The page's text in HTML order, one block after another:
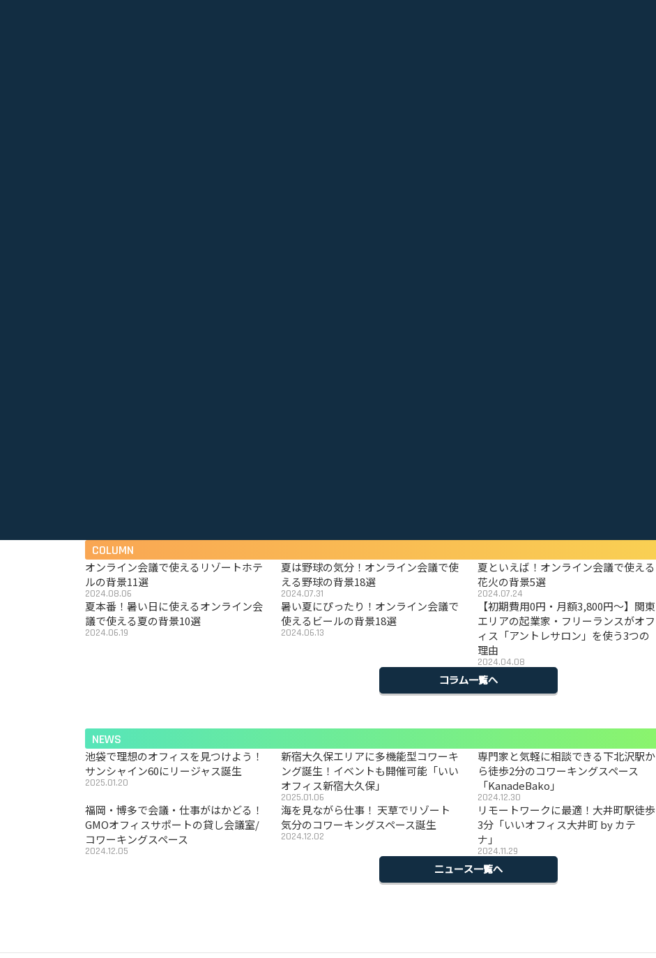
COLUMN
オンライン会議で使えるリゾートホテ
ルの背景11選
2024.08.06
夏は野球の気分！オンライン会議で使
える野球の背景18選
2024.07.31
夏といえば！オンライン会議で使える
花火の背景5選
2024.07.24
夏本番！暑い日に使えるオンライン会
議で使える夏の背景10選
2024.06.19
暑い夏にぴったり！オンライン会議で
使えるビールの背景18選
2024.06.13
【初期費用0円・月額3,800円〜】関東
エリアの起業家・フリーランスがオフ
ィス「アントレサロン」を使う3つの
理由
2024.04.08
コラム一覧へ
NEWS
池袋で理想のオフィスを見つけよう！
サンシャイン60にリージャス誕生
2025.01.20
新宿大久保エリアに多機能型コワーキ
ング誕生！イベントも開催可能「いい
オフィス新宿大久保」
2025.01.06
専門家と気軽に相談できる下北沢駅か
ら徒歩2分のコワーキングスペース
「KanadeBako」
2024.12.30
福岡・博多で会議・仕事がはかどる！
GMOオフィスサポートの貸し会議室/
コワーキングスペース
2024.12.05
海を見ながら仕事！ 天草でリゾート
気分のコワーキングスペース誕生
2024.12.02
リモートワークに最適！大井町駅徒歩
3分「いいオフィス大井町 by カテ
ナ」
2024.11.29
ニュース一覧へ